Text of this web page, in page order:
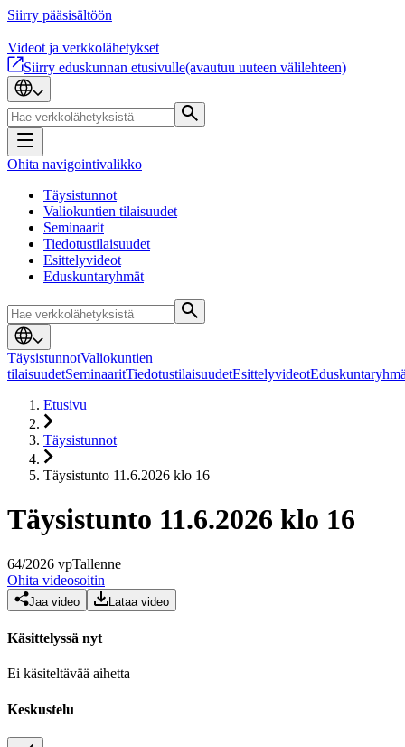
Siirry pääsisältöön
Videot ja verkkolähetykset
Siirry eduskunnan etusivulle(avautuu uuteen välilehteen)
Ohita navigointivalikko
Täysistunnot
Valiokuntien tilaisuudet
Seminaarit
Tiedotustilaisuudet
Esittelyvideot
Eduskuntaryhmät
TäysistunnotValiokuntien
tilaisuudetSeminaaritTiedotustilaisuudetEsittelyvideot
Etusivu
Täysistunnot
Täysistunto 11.6.2026 klo 16
Täysistunto 11.6.2026 klo 16
64/2026 vpTallenne
Ohita videosoitin
Jaa video Lataa video
Käsittelyssä nyt
Ei käsiteltävää aihetta
Keskustelu